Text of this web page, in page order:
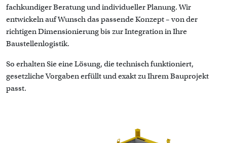
fachkundiger Beratung und individueller Planung. Wir
entwickeln auf Wunsch das passende Konzept – von der
richtigen Dimensionierung bis zur Integration in Ihre
Baustellenlogistik.
So erhalten Sie eine Lösung, die technisch funktioniert,
gesetzliche Vorgaben erfüllt und exakt zu Ihrem Bauprojekt
passt.